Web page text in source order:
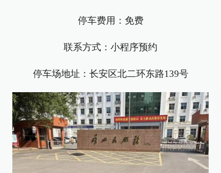
停车费用：免费
联系方式：小程序预约
停车场地址：长安区北二环东路139号